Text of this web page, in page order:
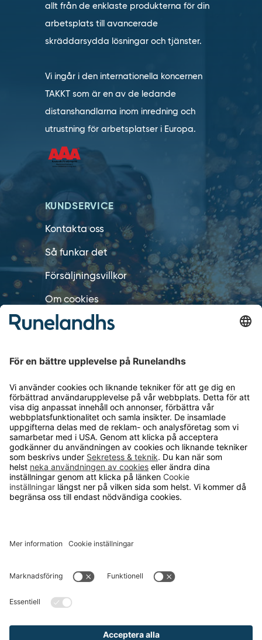
allt från de enklaste produkterna för din
arbetsplats till avancerade
skräddarsydda lösningar och tjänster.
Vi ingår i den internationella koncernen
TAKKT som är en av de ledande
distanshandlarna inom inredning och
utrustning för arbetsplatser i Europa.
KUNDSERVICE
Kontakta oss
Så funkar det
Försäljningsvillkor
Om cookies
Personuppgiftshantering
OM RUNELANDHS
Om Runelandhs
Köpvillkor
Därför ska du välja oss
Lediga jobb
Kvalitets- och miljöpolicy
TELEFON